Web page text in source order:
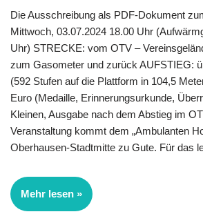
Die Ausschreibung als PDF-Dokument
Mittwoch, 03.07.2024 18.00 Uhr
Uhr) STRECKE: vom OTV –
zum Gasometer und zurück AUFSTIEG:
(592 Stufen auf die Plattform in 104,5
Euro (Medaille, Erinnerungsurkunde,
Kleinen, Ausgabe nach dem Abstieg im
Veranstaltung kommt dem „Ambulanten
Oberhausen-Stadtmitte zu Gute. Für das
Mehr lesen »